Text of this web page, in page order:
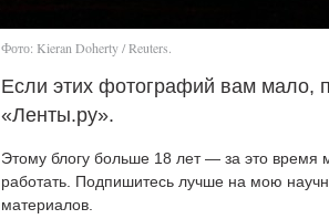
Фото: Kieran Doherty / Reuters.
Если этих фотографий вам мало,
«Ленты.ру».
Этому блогу больше 18 лет — за это время
работать. Подпишитесь лучше на мою
материалов.